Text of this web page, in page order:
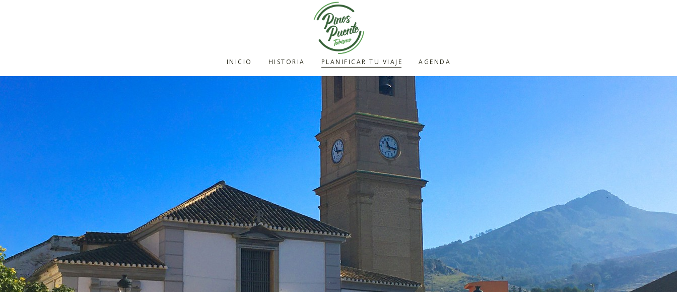
INICIO HISTORIA PLANIFICAR TU VIAJE AGENDA